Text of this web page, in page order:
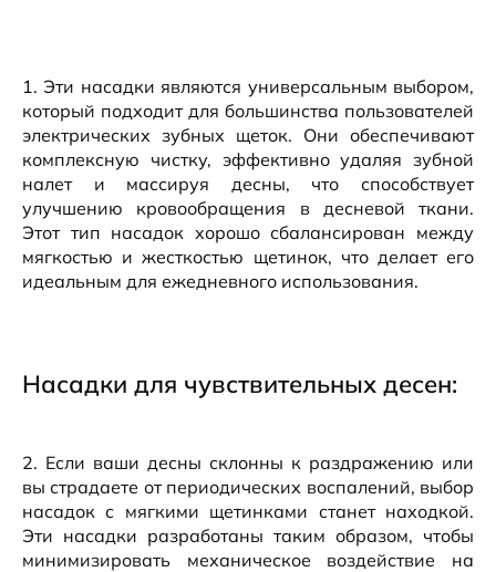
1. Эти насадки являются универсальным выбором,
который подходит для большинства пользователей
электрических зубных щеток. Они обеспечивают
комплексную чистку, эффективно удаляя зубной
налет и массируя десны, что способствует
улучшению кровообращения в десневой ткани.
Этот тип насадок хорошо сбалансирован между
мягкостью и жесткостью щетинок, что делает его
идеальным для ежедневного использования.
Насадки для чувствительных десен:
2. Если ваши десны склонны к раздражению или
вы страдаете от периодических воспалений, выбор
насадок с мягкими щетинками станет находкой.
Эти насадки разработаны таким образом, чтобы
минимизировать механическое воздействие на